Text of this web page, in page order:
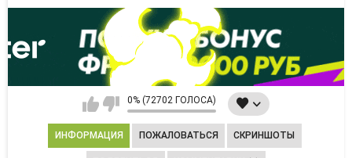
0% (72702 ГОЛОСА)
ИНФОРМАЦИЯ ПОЖАЛОВАТЬСЯ СКРИНШОТЫ